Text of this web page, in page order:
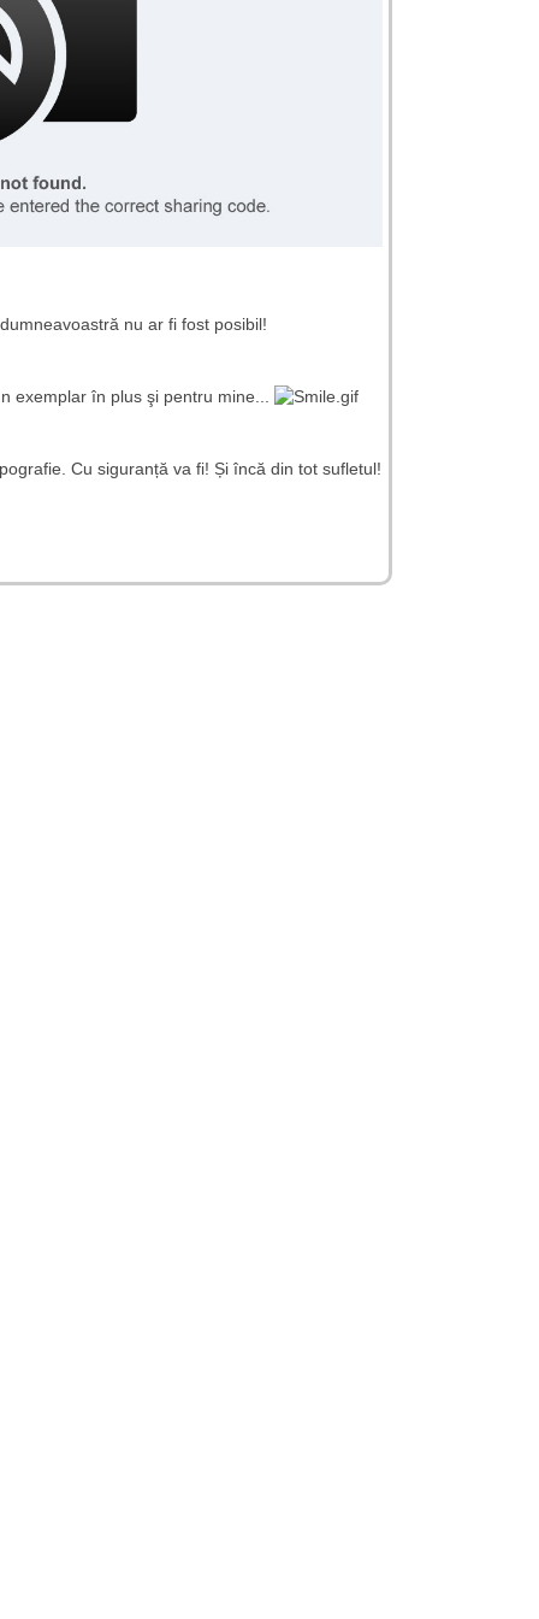
nu ar fi fost posibil!
exemplar în plus şi pentru mine...
Cu siguranță va fi! Și încă din tot sufletul!